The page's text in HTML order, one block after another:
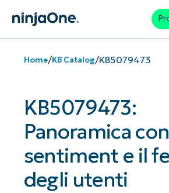
Home/KB Catalog/KB5079473
KB5079473:
Panoramica
sentiment e il
degli utenti